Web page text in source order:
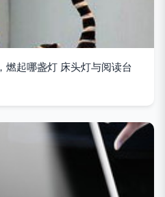
燃起哪盏灯 床头灯与阅读台